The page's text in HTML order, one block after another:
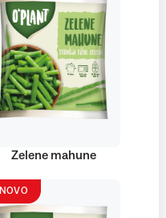
Zelene mahune
NOVO